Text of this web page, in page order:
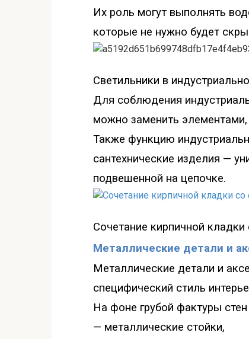
Их роль могут выполнять
которые не нужно будет
Светильники в
Для соблюдения
можно заменить
Также функцию
сантехнические изделия —
подвешенной на цепочке.
Сочетание кирпичной кладки
Металлические детали и
Металлические детали и
специфический стиль
На фоне грубой фактуры
— металлические стойки,